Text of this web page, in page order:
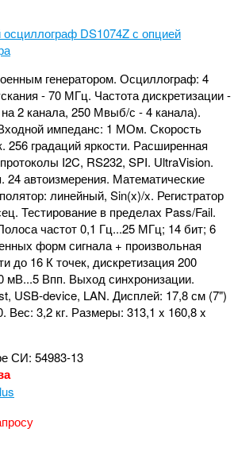
DS1074Z с опцией
генератором. Осциллограф: 4
- 70 МГц. Частота дискретизации -
2 канала, 250 Мвыб/с - 4 канала).
импеданс: 1 МОм. Скорость
256 градаций яркости. Расширенная
I2C, RS232, SPI. UltraVision.
24 автоизмерения. Математические
линейный, Sin(x)/x. Регистратор
Тестирование в пределах Pass/Fail.
частот 0,1 Гц...25 МГц; 14 бит; 6
форм сигнала + произвольная
до 16 К точек, дискретизация 200
Впп. Выход синхронизации.
USB-device, LAN. Дисплей: 17,8 см (7")
Вес: 3,2 кг. Размеры: 313,1 x 160,8 x
СИ: 54983-13